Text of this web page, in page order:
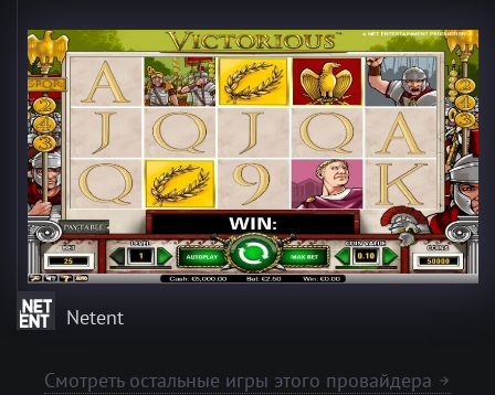
Netent
Смотреть остальные игры этого провайдера arrow_forward